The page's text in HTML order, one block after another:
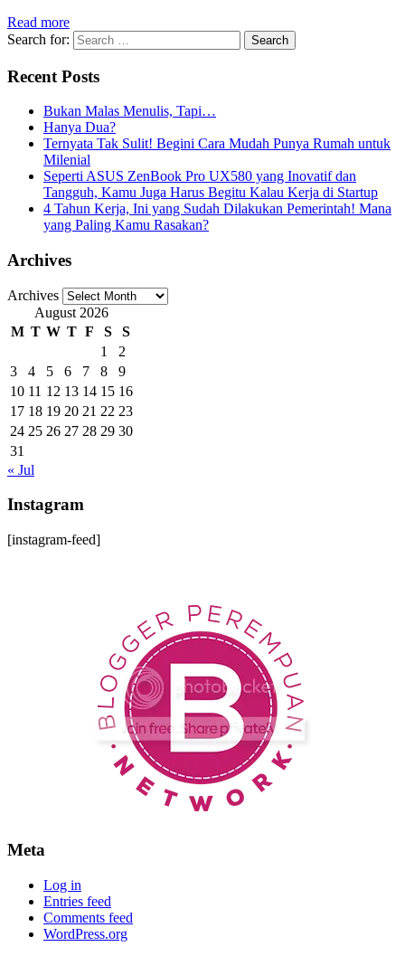
Read more
Search for:
Recent Posts
Bukan Malas Menulis, Tapi…
Hanya Dua?
Ternyata Tak Sulit! Begini Cara Mudah Punya Rumah untuk
Milenial
Seperti ASUS ZenBook Pro UX580 yang Inovatif dan
Tangguh, Kamu Juga Harus Begitu Kalau Kerja di Startup
4 Tahun Kerja, Ini yang Sudah Dilakukan Pemerintah! Mana
yang Paling Kamu Rasakan?
Archives
Archives
August 2026
M T W T F S
S
1
2
3
4 5 6 7 8
9
10 11 12 13 14 15 16
17 18 19 20 21 22 23
24 25 26 27 28 29 30
31
« Jul
Instagram
[instagram-feed]
Meta
Log in
Entries feed
Comments feed
WordPress.org